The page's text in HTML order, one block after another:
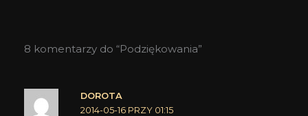
8 komentarzy do “Podziękowania”
DOROTA
2014-05-16 PRZY 01:15